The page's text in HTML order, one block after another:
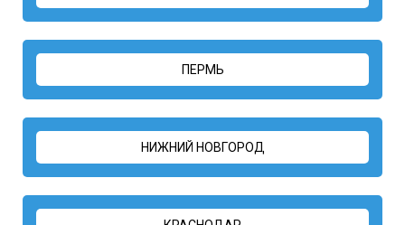
ПЕРМЬ
НИЖНИЙ НОВГОРОД